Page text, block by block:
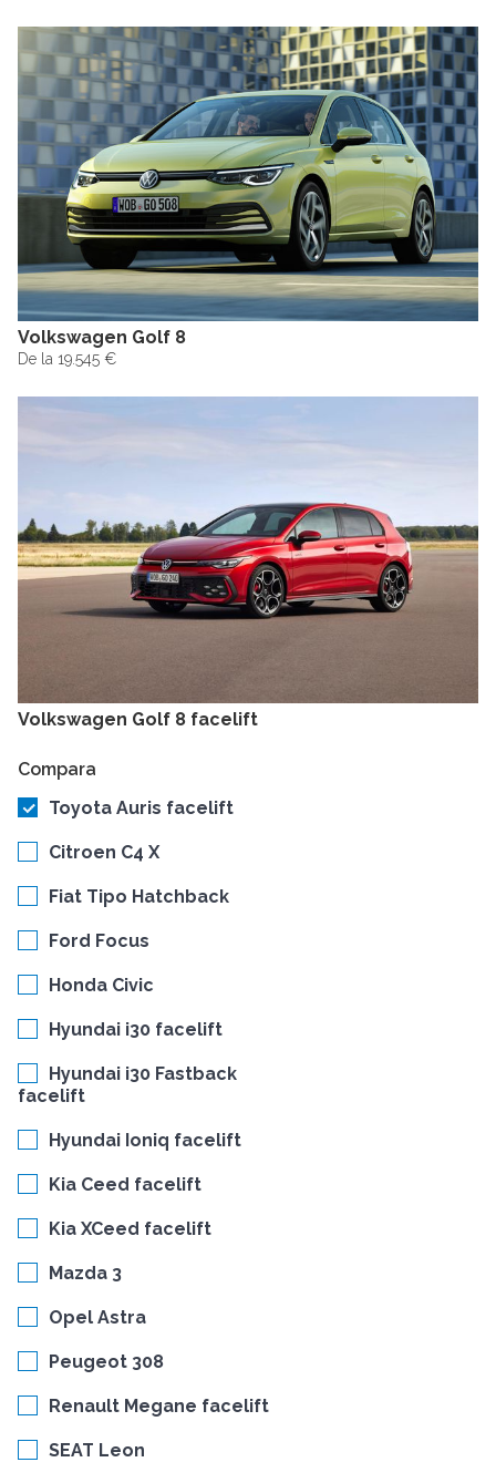
Volkswagen Golf 8
De la 19.545 €
Volkswagen Golf 8 facelift
Compara
Toyota Auris facelift
Citroen C4 X
Fiat Tipo Hatchback
Ford Focus
Honda Civic
Hyundai i30 facelift
Hyundai i30 Fastback
facelift
Hyundai Ioniq facelift
Kia Ceed facelift
Kia XCeed facelift
Mazda 3
Opel Astra
Peugeot 308
Renault Megane facelift
SEAT Leon